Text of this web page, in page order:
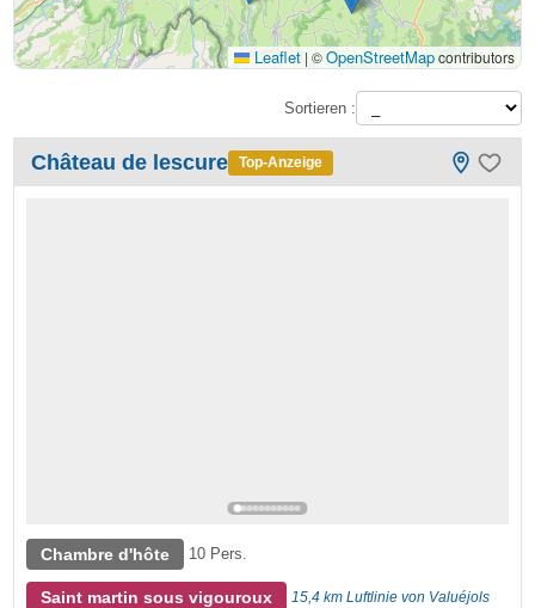
Leaflet | ©OpenStreetMapcontributors
Sortieren :
Château de lescure Top-Anzeige
Chambre d'hôte 10 Pers.
Saint martin sous vigouroux 15,4 km Luftlinie von Valuéjols